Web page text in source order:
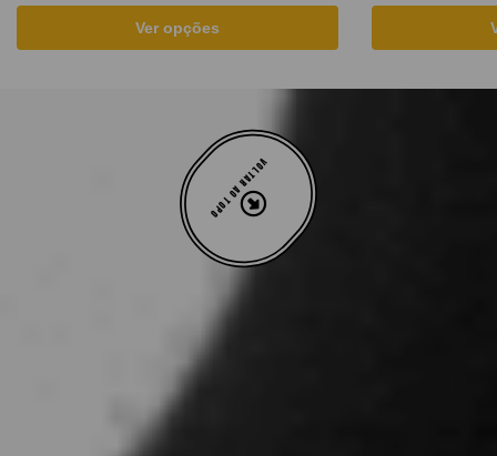
Ver opções
VOLTAR AO TOPO